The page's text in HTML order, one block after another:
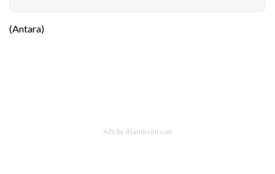
(Antara)